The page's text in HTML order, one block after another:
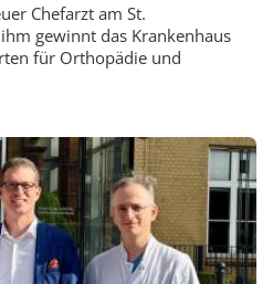
Chefarzt am St.
gewinnt das Krankenhaus
für Orthopädie und